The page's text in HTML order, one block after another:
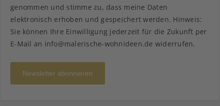
genommen und stimme zu, dass meine Daten
elektronisch erhoben und gespeichert werden. Hinweis:
Sie können Ihre Einwilligung jederzeit für die Zukunft per
E-Mail an info@malerische-wohnideen.de widerrufen.